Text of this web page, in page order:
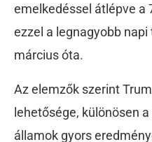
emelkedéssel átlépve a
ezzel a legnagyobb
március óta.
Az elemzők szerint
lehetősége, különösen
államok gyors